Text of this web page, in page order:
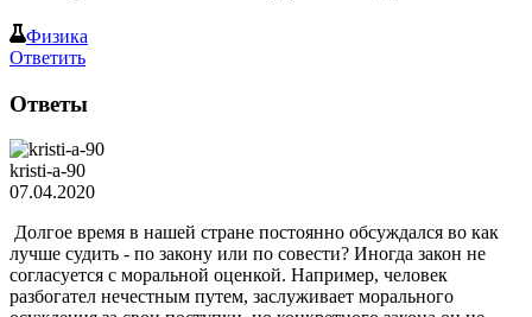
Физика
Ответить
Ответы
kristi-a-90
07.04.2020
Долгое время в нашей стране постоянно обсуждался во как
лучше судить - по закону или по совести? Иногда закон не
согласуется с моральной оценкой. Например, человек
разбогател нечестным путем, заслуживает морального